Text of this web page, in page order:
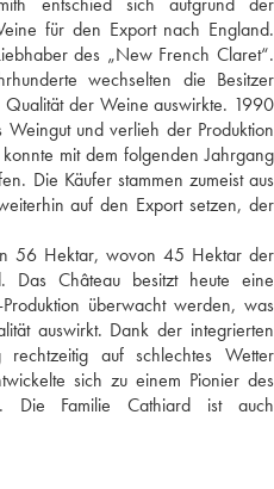
für den Export nach England.
des „New French Claret“.
wechselten die Besitzer
der Weine auswirkte. 1990
und verlieh der Produktion
mit dem folgenden Jahrgang
Die Käufer stammen zumeist aus
auf den Export setzen, der
56 Hektar, wovon 45 Hektar der
Das Château besitzt heute eine
überwacht werden, was
auswirkt. Dank der integrierten
auf schlechtes Wetter
sich zu einem Pionier des
Die Familie Cathiard ist auch